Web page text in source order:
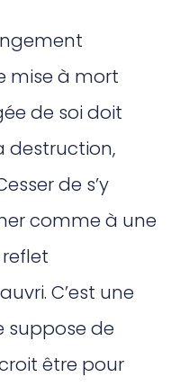
mise à mort
de soi doit
destruction,
de s’y
comme à une
C’est une
suppose de
être pour